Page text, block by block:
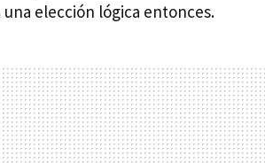
elección lógica entonces.